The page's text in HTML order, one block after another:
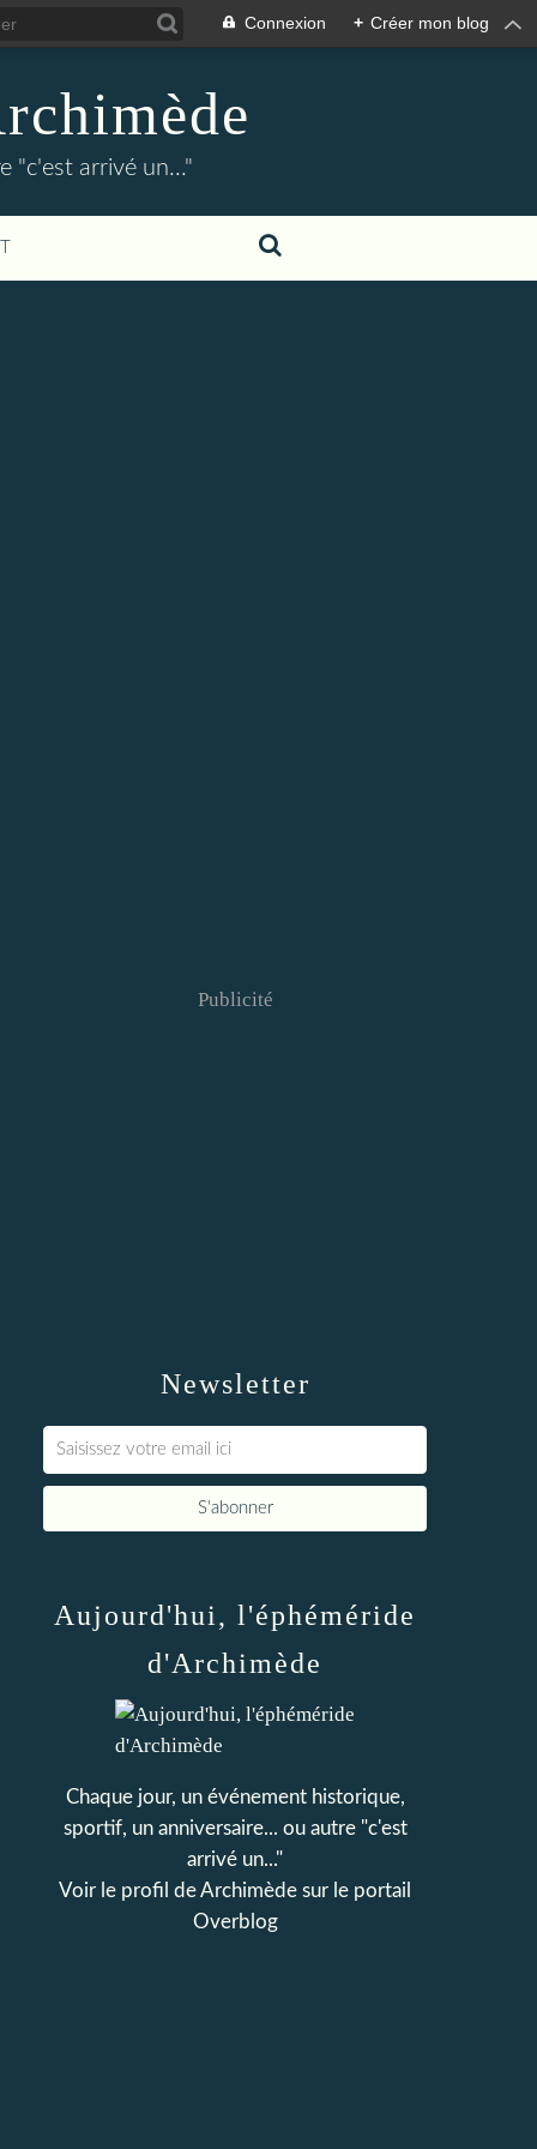
Connexion + Créer mon blog
"c'est arrivé un..."
Newsletter
Publicité
Aujourd'hui, l'éphéméride
d'Archimède
Chaque jour, un événement historique,
sportif, un anniversaire... ou autre "c'est
arrivé un..."
Voir le profil deArchimède sur le portail
Overblog